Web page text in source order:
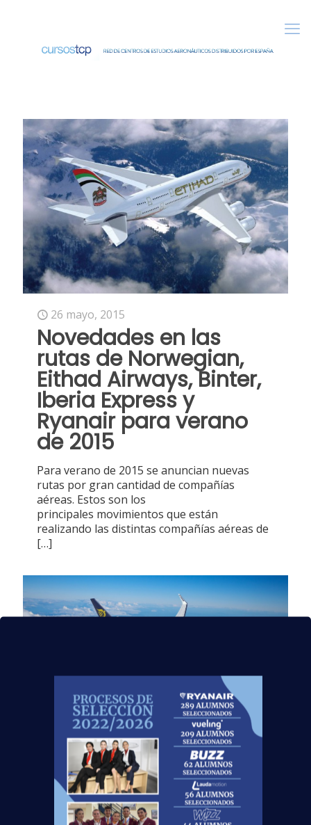
26 mayo, 2015
Novedades en las
rutas de Norwegian,
Eithad Airways, Binter,
Iberia Express y
Ryanair para verano
de 2015
Para verano de 2015 se anuncian nuevas
rutas por gran cantidad de compañías
aéreas. Estos son los
principales movimientos que están
realizando las distintas compañías aéreas de
[…]
19 mayo, 2015
Oferta de Empleo:
Ryanair entrevista a
Auxiliares de Vuelo en
Barcelona el 19 de
mayo de 2015